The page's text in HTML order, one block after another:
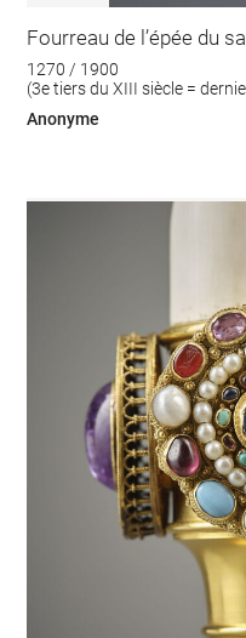
Fourreau de l’épée du
1270 / 1900
(3e tiers du XIII siècle =
Anonyme